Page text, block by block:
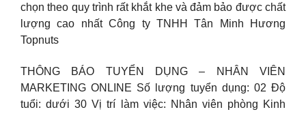
chọn theo quy trình rất khắt khe và đảm bảo được chất
lượng cao nhất Công ty TNHH Tân Minh Hương
Topnuts
THÔNG BÁO TUYỂN DỤNG – NHÂN VIÊN
MARKETING ONLINE Số lượng tuyển dụng: 02 Độ
tuổi: dưới 30 Vị trí làm việc: Nhân viên phòng Kinh